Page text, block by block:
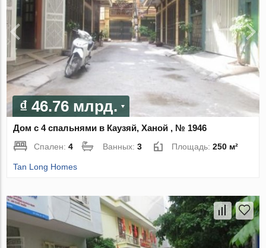
₫ 46.76 млрд.
Дом с 4 спальнями в Каузяй, Ханой , № 1946
Спален:4 Ванных:3 Площадь:250 м²
Tan Long Homes